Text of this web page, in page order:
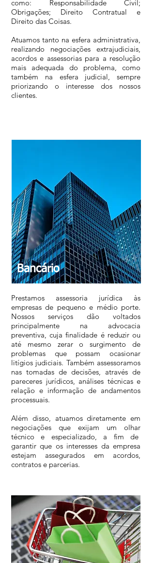
como: Responsabilidade Civil;
Obrigações; Direito Contratual e
Direito das Coisas.
Atuamos tanto na esfera administrativa,
realizando negociações extrajudiciais,
acordos e assessorias para a resolução
mais adequada do problema, como
também na esfera judicial, sempre
priorizando o interesse dos nossos
clientes.
Bancário
Prestamos assessoria jurídica às
empresas de pequeno e médio porte.
Nossos serviços dão voltados
principalmente na advocacia
preventiva, cuja finalidade é reduzir ou
até mesmo zerar o surgimento de
problemas que possam ocasionar
litígios judiciais. Também assessoramos
nas tomadas de decisões, através de
pareceres jurídicos, análises técnicas e
relação e informação de andamentos
processuais.
Além disso, atuamos diretamente em
negociações que exijam um olhar
técnico e especializado, a fim de
garantir que os interesses da empresa
estejam assegurados em acordos,
contratos e parcerias.